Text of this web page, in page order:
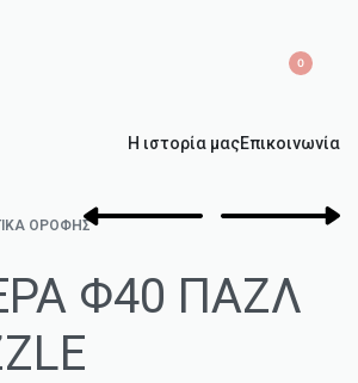
0
Η ιστορία μαςΕπικοινωνία
ΟΡΟΦΉΣ
Φ40 ΠΑΖΛ